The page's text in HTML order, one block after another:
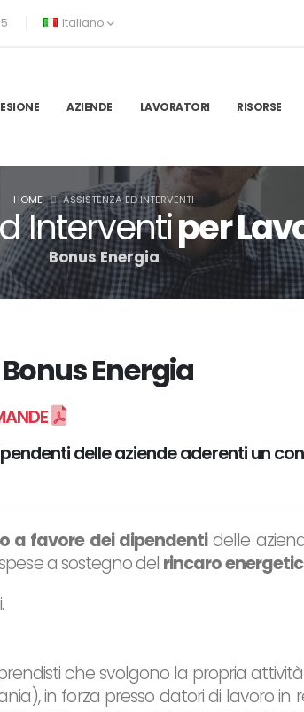
Italiano
AZIENDE LAVORATORI RISORSE
Interventiper
Bonus Energia
HOME ASSISTENZA ED INTERVENTI
Bonus Energia
delle aziende aderenti un
a favore dei dipendentidelle
a sostegno del rincaro
che svolgono la propria
in forza presso datori di lavoro in